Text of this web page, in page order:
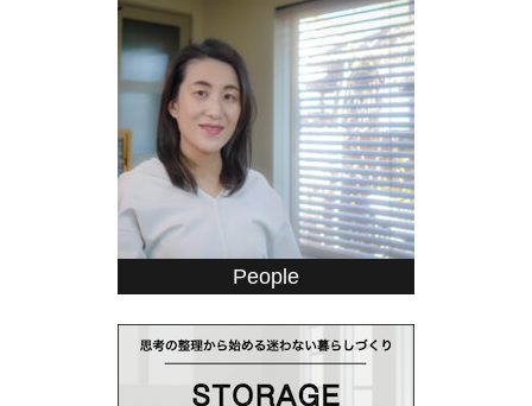
People